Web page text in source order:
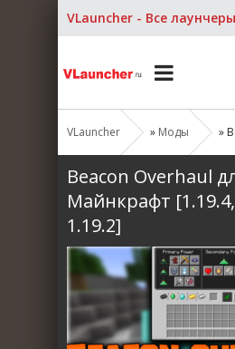
VLauncher - Все
VLauncher » Моды »
Beacon Overhaul
Майнкрафт
1.19.2]